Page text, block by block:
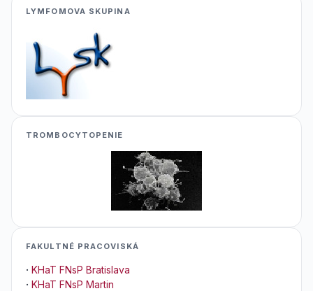
LYMFOMOVA SKUPINA
TROMBOCYTOPENIE
FAKULTNÉ PRACOVISKÁ
· KHaT FNsP Bratislava
· KHaT FNsP Martin